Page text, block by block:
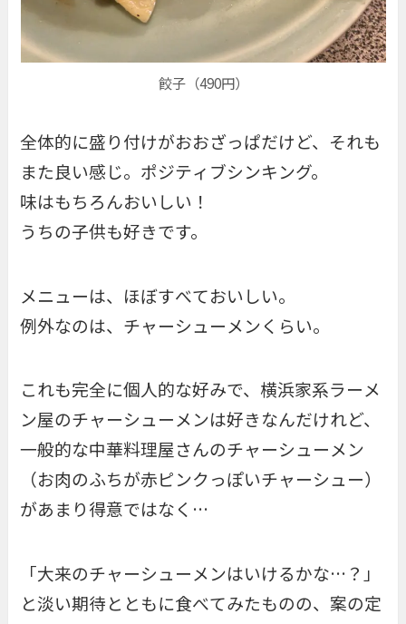
餃子（490円）
全体的に盛り付けがおおざっぱだけど、それも
また良い感じ。ポジティブシンキング。
味はもちろんおいしい！
うちの子供も好きです。
メニューは、ほぼすべておいしい。
例外なのは、チャーシューメンくらい。
これも完全に個人的な好みで、横浜家系ラーメ
ン屋のチャーシューメンは好きなんだけれど、
一般的な中華料理屋さんのチャーシューメン
（お肉のふちが赤ピンクっぽいチャーシュー）
があまり得意ではなく…
「大来のチャーシューメンはいけるかな…？」
と淡い期待とともに食べてみたものの、案の定